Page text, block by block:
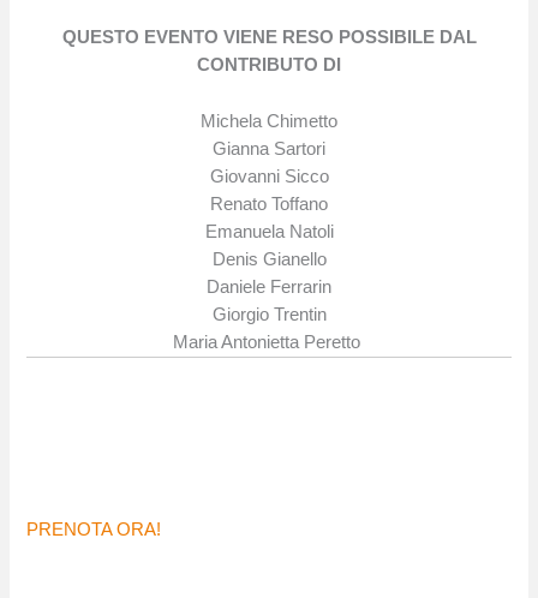
QUESTO EVENTO VIENE RESO POSSIBILE DAL
CONTRIBUTO DI
Michela Chimetto
Gianna Sartori
Giovanni Sicco
Renato Toffano
Emanuela Natoli
Denis Gianello
Daniele Ferrarin
Giorgio Trentin
Maria Antonietta Peretto
PRENOTA ORA!